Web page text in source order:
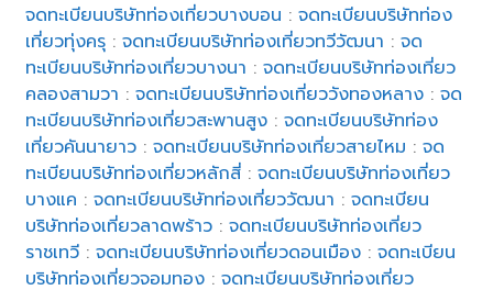
จดทะเบียนบริษัทท่องเที่ยวบางบอน :จดทะเบียนบริษัทท่อง
เที่ยวทุ่งครุ :จดทะเบียนบริษัทท่องเที่ยวทวีวัฒนา :จด
ทะเบียนบริษัทท่องเที่ยวบางนา :จดทะเบียนบริษัทท่องเที่ยว
คลองสามวา :จดทะเบียนบริษัทท่องเที่ยววังทองหลาง :จด
ทะเบียนบริษัทท่องเที่ยวสะพานสูง :จดทะเบียนบริษัทท่อง
เที่ยวคันนายาว :จดทะเบียนบริษัทท่องเที่ยวสายไหม :จด
ทะเบียนบริษัทท่องเที่ยวหลักสี่ :จดทะเบียนบริษัทท่องเที่ยว
บางแค :จดทะเบียนบริษัทท่องเที่ยววัฒนา :จดทะเบียน
บริษัทท่องเที่ยวลาดพร้าว :จดทะเบียนบริษัทท่องเที่ยว
ราชเทวี :จดทะเบียนบริษัทท่องเที่ยวดอนเมือง :จดทะเบียน
บริษัทท่องเที่ยวจอมทอง :จดทะเบียนบริษัทท่องเที่ยว